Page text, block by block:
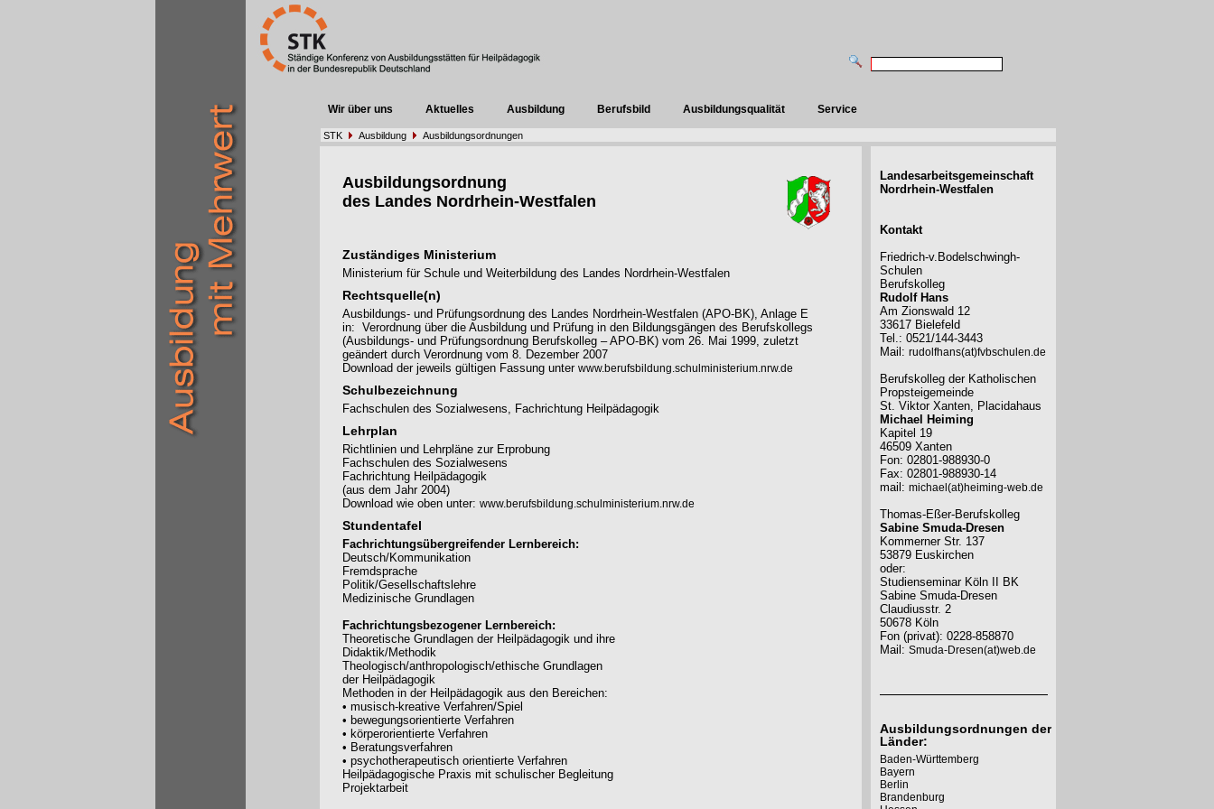
Wir über uns Aktuelles Ausbildung Berufsbild Ausbildungsqualität Service
STK Ausbildung Ausbildungsordnungen
Ausbildungsordnung
des Landes Nordrhein-Westfalen
Zuständiges Ministerium
Ministerium für Schule und Weiterbildung des Landes Nordrhein-Westfalen
Rechtsquelle(n)
Ausbildungs- und Prüfungsordnung des Landes Nordrhein-Westfalen (APO-BK), Anlage E
in: Verordnung über die Ausbildung und Prüfung in den Bildungsgängen des Berufskollegs
(Ausbildungs- und Prüfungsordnung Berufskolleg – APO-BK) vom 26. Mai 1999, zuletzt
geändert durch Verordnung vom 8. Dezember 2007
Download der jeweils gültigen Fassung unter www.berufsbildung.schulministerium.nrw.de
Schulbezeichnung
Fachschulen des Sozialwesens, Fachrichtung Heilpädagogik
Lehrplan
Richtlinien und Lehrpläne zur Erprobung
Fachschulen des Sozialwesens
Fachrichtung Heilpädagogik
(aus dem Jahr 2004)
Download wie oben unter: www.berufsbildung.schulministerium.nrw.de
Stundentafel
Fachrichtungsübergreifender Lernbereich:
Deutsch/Kommunikation
Fremdsprache
Politik/Gesellschaftslehre
Medizinische Grundlagen
Fachrichtungsbezogener Lernbereich:
Theoretische Grundlagen der Heilpädagogik und ihre
Didaktik/Methodik
Theologisch/anthropologisch/ethische Grundlagen
der Heilpädagogik
Methoden in der Heilpädagogik aus den Bereichen:
• musisch-kreative Verfahren/Spiel
• bewegungsorientierte Verfahren
• körperorientierte Verfahren
• Beratungsverfahren
• psychotherapeutisch orientierte Verfahren
Heilpädagogische Praxis mit schulischer Begleitung
Projektarbeit
Landesarbeitsgemeinschaft
Nordrhein-Westfalen
Kontakt
Friedrich-v.Bodelschwingh-
Schulen
Berufskolleg
Rudolf Hans
Am Zionswald 12
33617 Bielefeld
Tel.: 0521/144-3443
Mail: rudolfhans(at)fvbschulen.de
Berufskolleg der Katholischen
Propsteigemeinde
St. Viktor Xanten, Placidahaus
Michael Heiming
Kapitel 19
46509 Xanten
Fon: 02801-988930-0
Fax: 02801-988930-14
mail: michael(at)heiming-web.de
Thomas-Eßer-Berufskolleg
Sabine Smuda-Dresen
Kommerner Str. 137
53879 Euskirchen
oder:
Studienseminar Köln II BK
Sabine Smuda-Dresen
Claudiusstr. 2
50678 Köln
Fon (privat): 0228-858870
Mail: Smuda-Dresen(at)web.de
Ausbildungsordnungen der
Länder:
Baden-Württemberg
Bayern
Berlin
Brandenburg